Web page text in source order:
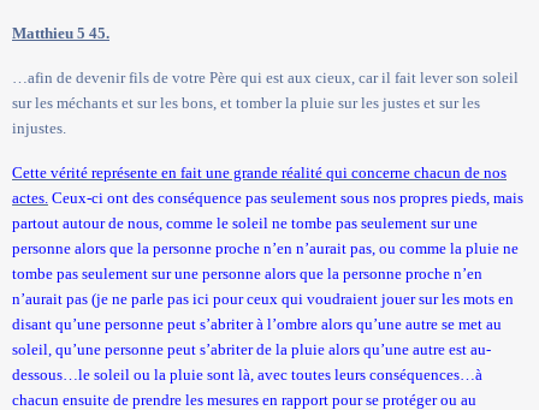
Matthieu 5 45.
…afin de devenir fils de votre Père qui est aux cieux, car il fait lever son soleil
sur les méchants et sur les bons, et tomber la pluie sur les justes et sur les
injustes.
Cette vérité représente en fait une grande réalité qui concerne chacun de nos
actes. Ceux-ci ont des conséquence pas seulement sous nos propres pieds, mais
partout autour de nous, comme le soleil ne tombe pas seulement sur une
personne alors que la personne proche n’en n’aurait pas, ou comme la pluie ne
tombe pas seulement sur une personne alors que la personne proche n’en
n’aurait pas (je ne parle pas ici pour ceux qui voudraient jouer sur les mots en
disant qu’une personne peut s’abriter à l’ombre alors qu’une autre se met au
soleil, qu’une personne peut s’abriter de la pluie alors qu’une autre est au-
dessous…le soleil ou la pluie sont là, avec toutes leurs conséquences…à
chacun ensuite de prendre les mesures en rapport pour se protéger ou au